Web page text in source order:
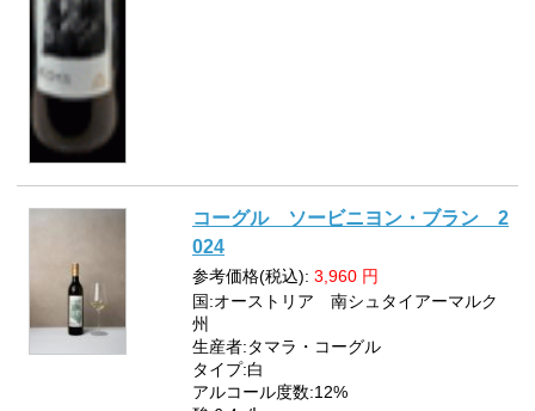
コーグル ソービニヨン・ブラン 2
024
参考価格(税込): 3,960 円
国:オーストリア 南シュタイアーマルク
州
生産者:タマラ・コーグル
タイプ:白
アルコール度数:12%